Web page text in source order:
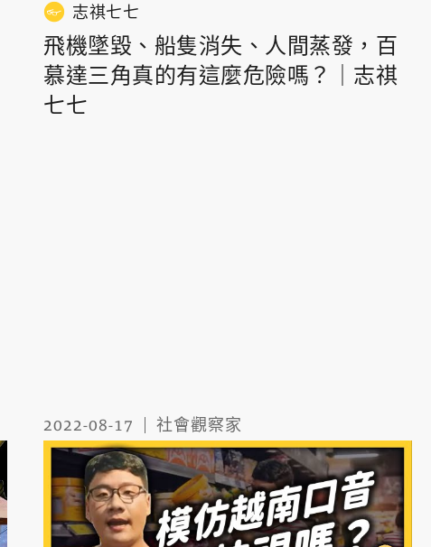
志祺七七
飛機墜毀、船隻消失、人間蒸發，百
慕達三角真的有這麼危險嗎？｜志祺
七七
2022-08-17 社會觀察家